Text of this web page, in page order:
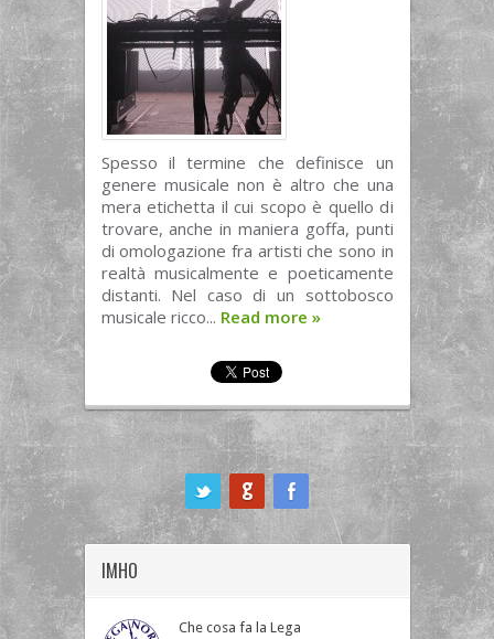
Spesso il termine che definisce un
genere musicale non è altro che una
mera etichetta il cui scopo è quello di
trovare, anche in maniera goffa, punti
di omologazione fra artisti che sono in
realtà musicalmente e poeticamente
distanti. Nel caso di un sottobosco
musicale ricco... Read more »
IMHO
Che cosa fa la Lega